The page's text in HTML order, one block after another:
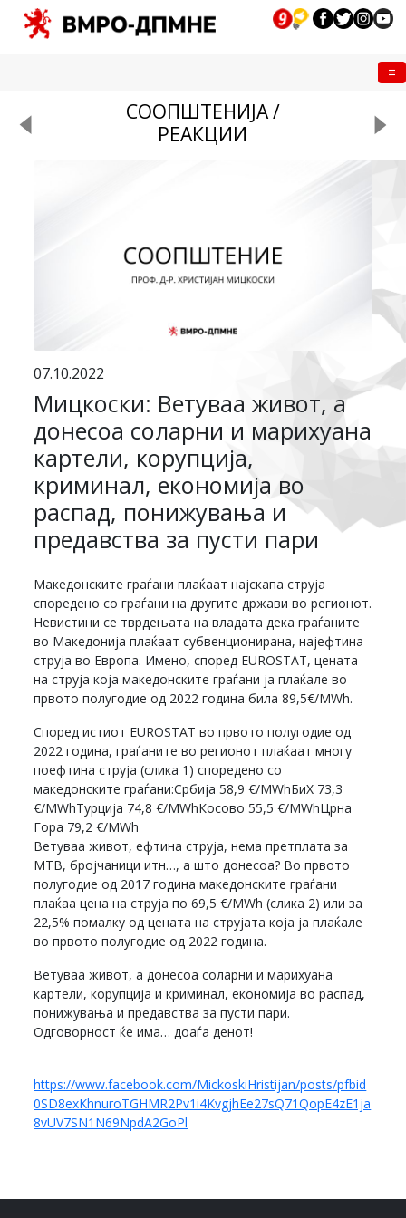
СООПШТЕНИЈА /
РЕАКЦИИ
07.10.2022
Мицкоски: Ветуваа живот, а
донесоа соларни и марихуана
картели, корупција,
криминал, економија во
распад, понижувања и
предавства за пусти пари
Македонските граѓани плаќаат најскапа струја
споредено со граѓани на другите држави во регионот.
Невистини се тврдењата на владата дека граѓаните
во Македонија плаќаат субвенционирана, најефтина
струја во Европа. Имено, според EUROSTAT, цената
на струја која македонските граѓани ја плаќале во
првото полугодие од 2022 година била 89,5€/MWh.
Според истиот EUROSTAT во првото полугодие од
2022 година, граѓаните во регионот плаќаат многу
поефтина струја (слика 1) споредено со
македонските граѓани:Србија 58,9 €/MWhБиХ 73,3
€/MWhТурција 74,8 €/MWhКосово 55,5 €/MWhЦрна
Гора 79,2 €/MWh
Ветуваа живот, ефтина струја, нема претплата за
МТВ, бројчаници итн…, а што донесоа? Во првото
полугодие од 2017 година македонските граѓани
плаќаа цена на струја по 69,5 €/MWh (слика 2) или за
22,5% помалку од цената на струјата која ја плаќале
во првото полугодие од 2022 година.
Ветуваа живот, а донесоа соларни и марихуана
картели, корупција и криминал, економија во распад,
понижувања и предавства за пусти пари.
Одговорност ќе има… доаѓа денот!
https://www.facebook.com/MickoskiHristijan/posts/pfbid
0SD8exKhnuroTGHMR2Pv1i4KvgjhEe27sQ71QopE4zE1ja
8vUV7SN1N69NpdA2GoPl